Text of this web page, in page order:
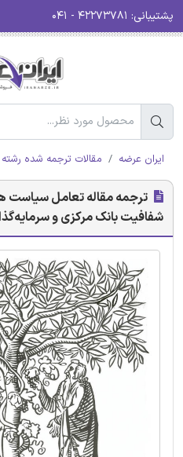
پشتیبانی:
ایران عرضه مقالات ترجمه شده
ترجمه مقاله تعامل سیاست
شفافیت بانک مرکزی و